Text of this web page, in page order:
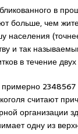
в
больше, чем
населения
и так
в течение
2348567
считают
одну из